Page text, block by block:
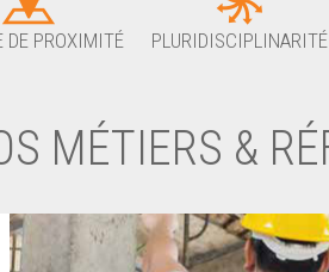
DE PROXIMITÉ PLURIDISCIPLINARITÉ
MÉTIERS &